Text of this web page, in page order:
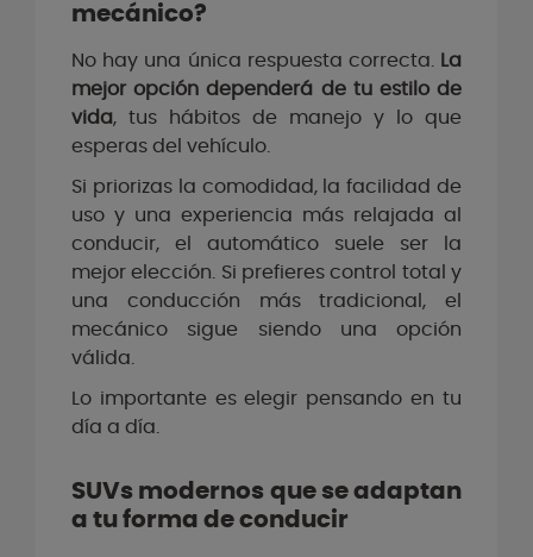
mecánico?
No hay una única respuesta correcta.
La
mejor opción dependerá de tu estilo de
vida, tus hábitos de manejo y lo que
esperas del vehículo.
Si priorizas la comodidad, la facilidad de
uso y una experiencia más relajada al
conducir, el automático suele ser la
mejor elección. Si prefieres control total y
una conducción más tradicional, el
mecánico sigue siendo una opción
válida.
Lo importante es elegir pensando en tu
día a día.
SUVs modernos que se adaptan
a tu forma de conducir